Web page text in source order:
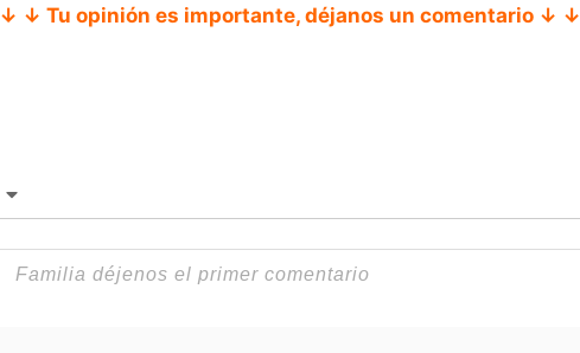
↓ ↓ Tu opinión es importante, déjanos un comentario ↓ ↓